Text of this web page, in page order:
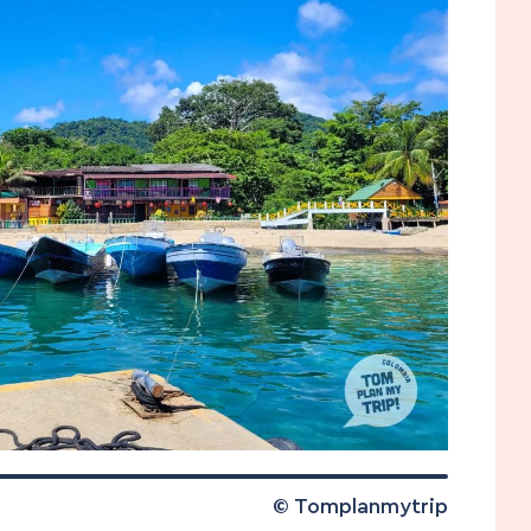
© Tomplanmytrip